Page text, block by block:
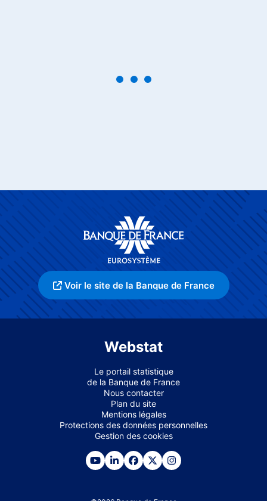
Voir le site de la Banque de France
Webstat
Le portail statistique
de la Banque de France
Nous contacter
Plan du site
Mentions légales
Protections des données personnelles
Gestion des cookies